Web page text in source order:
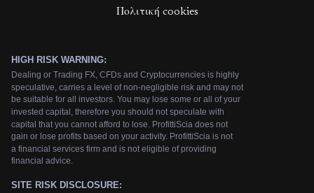
Πολιτική cookies